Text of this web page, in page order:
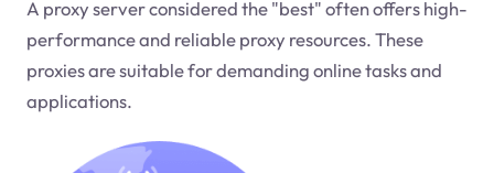
A proxy server considered the "best" often offers high-
performance and reliable proxy resources. These
proxies are suitable for demanding online tasks and
applications.